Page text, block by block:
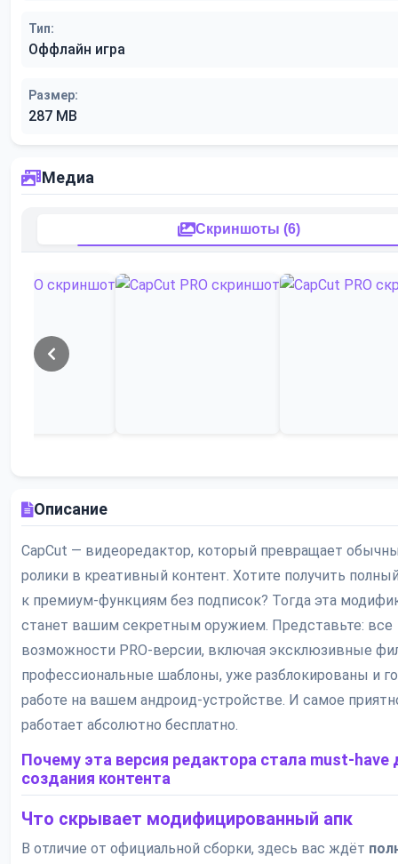
Тип:
Оффлайн игра
Размер:
287 MB
Медиа
Скриншоты (6)
Описание
CapCut — видеоредактор, который превращает
ролики в креативный контент. Хотите получить
к премиум-функциям без подписок? Тогда эта
станет вашим секретным оружием. Представьте: все
возможности PRO-версии, включая эксклюзивные
профессиональные шаблоны, уже разблокированы и
работе на вашем андроид-устройстве. И самое
работает абсолютно бесплатно.
Почему эта версия редактора стала must-have
создания контента
Что скрывает модифицированный апк
В отличие от официальной сборки, здесь вас ждёт